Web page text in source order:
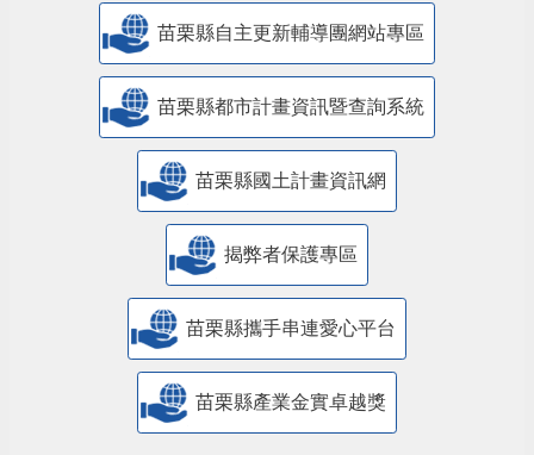
苗栗縣自主更新輔導團網站專區
苗栗縣都市計畫資訊暨查詢系統
苗栗縣國土計畫資訊網
揭弊者保護專區
苗栗縣攜手串連愛心平台
苗栗縣產業金實卓越獎